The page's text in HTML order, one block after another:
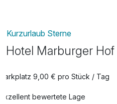
Kurzurlaub Sterne
Hotel Marburger Hof
Parkplatz 9,00 € pro Stück / Tag
Exzellent bewertete Lage